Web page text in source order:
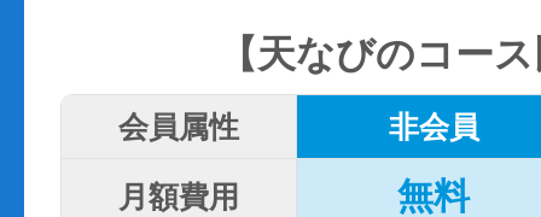
【天なびのコー
会員属性 非会員
月額費用 無料